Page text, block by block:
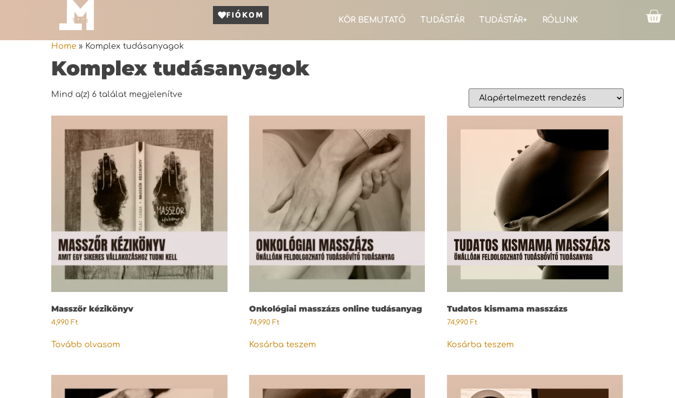
FIÓKOM
KÖR BEMUTATÓ TUDÁSTÁR TUDÁSTÁR+ RÓLUNK
Home » Komplex tudásanyagok
Komplex tudásanyagok
Mind a(z) 6 találat megjelenítve
Masszőr kézikönyv
4,990 Ft
Tovább olvasom
Onkológiai masszázs online tudásanyag
74,990 Ft
Kosárba teszem
Tudatos kismama masszázs
74,990 Ft
Kosárba teszem